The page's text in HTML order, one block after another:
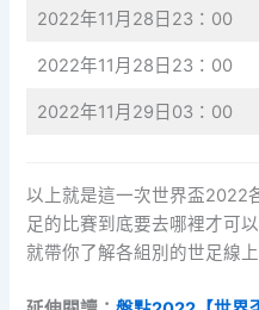
2022年11月28日23：00
2022年11月28日23：00
2022年11月29日03：00
以上就是這一次世界盃2022
足的比賽到底要去哪裡才可
就帶你了解各組別的世足線上